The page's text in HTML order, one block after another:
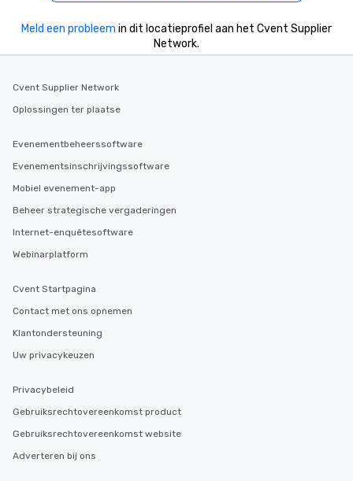
Meld een probleem in dit locatieprofiel aan het Cvent Supplier
Network.
Cvent Supplier Network
Oplossingen ter plaatse
Evenementbeheerssoftware
Evenementsinschrijvingssoftware
Mobiel evenement-app
Beheer strategische vergaderingen
Internet-enquêtesoftware
Webinarplatform
Cvent Startpagina
Contact met ons opnemen
Klantondersteuning
Uw privacykeuzen
Privacybeleid
Gebruiksrechtovereenkomst product
Gebruiksrechtovereenkomst website
Adverteren bij ons